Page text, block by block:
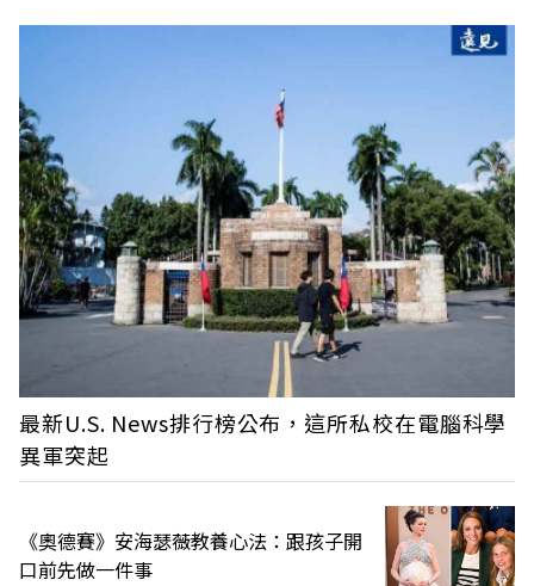
最新U.S. News排行榜公布，這所私校在電腦科學
異軍突起
《奧德賽》安海瑟薇教養心法：跟孩子開
口前先做一件事